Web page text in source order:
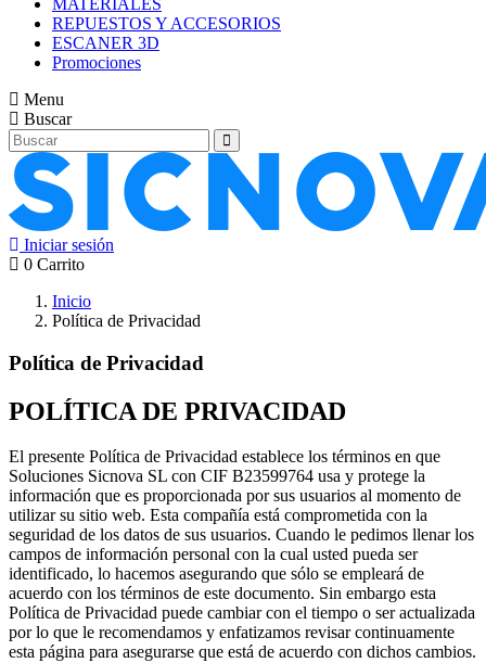
REPUESTOS Y ACCESORIOS
ESCANER 3D
Promociones
Menu
Buscar
Iniciar sesión
0 Carrito
Inicio
Política de Privacidad
Política de Privacidad
POLÍTICA DE PRIVACIDAD
El presente Política de Privacidad establece los términos en que
Soluciones Sicnova SL con CIF B23599764 usa y protege la
información que es proporcionada por sus usuarios al momento de
utilizar su sitio web. Esta compañía está comprometida con la
seguridad de los datos de sus usuarios. Cuando le pedimos llenar los
campos de información personal con la cual usted pueda ser
identificado, lo hacemos asegurando que sólo se empleará de
acuerdo con los términos de este documento. Sin embargo esta
Política de Privacidad puede cambiar con el tiempo o ser actualizada
por lo que le recomendamos y enfatizamos revisar continuamente
esta página para asegurarse que está de acuerdo con dichos cambios.